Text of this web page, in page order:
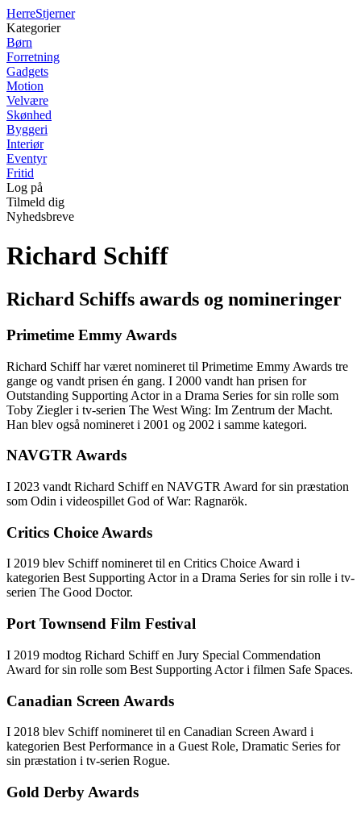
HerreStjerner
Kategorier
Børn
Forretning
Gadgets
Motion
Velvære
Skønhed
Byggeri
Interiør
Eventyr
Fritid
Log på
Tilmeld dig
Nyhedsbreve
Richard Schiff
Richard Schiffs awards og nomineringer
Primetime Emmy Awards
Richard Schiff har været nomineret til Primetime Emmy Awards tre
gange og vandt prisen én gang. I 2000 vandt han prisen for
Outstanding Supporting Actor in a Drama Series for sin rolle som
Toby Ziegler i tv-serien The West Wing: Im Zentrum der Macht.
Han blev også nomineret i 2001 og 2002 i samme kategori.
NAVGTR Awards
I 2023 vandt Richard Schiff en NAVGTR Award for sin præstation
som Odin i videospillet God of War: Ragnarök.
Critics Choice Awards
I 2019 blev Schiff nomineret til en Critics Choice Award i
kategorien Best Supporting Actor in a Drama Series for sin rolle i tv-
serien The Good Doctor.
Port Townsend Film Festival
I 2019 modtog Richard Schiff en Jury Special Commendation
Award for sin rolle som Best Supporting Actor i filmen Safe Spaces.
Canadian Screen Awards
I 2018 blev Schiff nomineret til en Canadian Screen Award i
kategorien Best Performance in a Guest Role, Dramatic Series for
sin præstation i tv-serien Rogue.
Gold Derby Awards